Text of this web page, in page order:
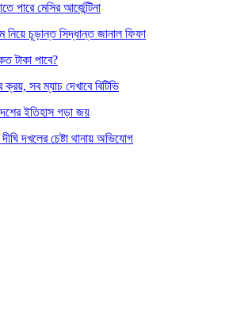
পারে মেসির আর্জেন্টিনা
নিয়ে চূড়ান্ত সিদ্ধান্ত জানাল ফিফা
টাকা পাবে?
সব ম্যাচ দেখাবে বিটিভি
ইতিহাস গড়া জয়
দখলের চেষ্টা থানায় অভিযোগ